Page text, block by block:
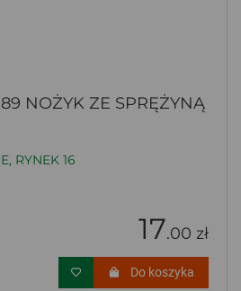
NOŻYK ZE SPRĘŻYNĄ
RYNEK 16
17.00 zł
Do koszyka